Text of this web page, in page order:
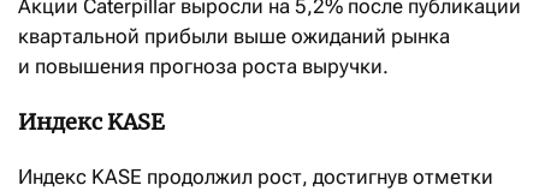
Акции Caterpillar выросли на 5,2% после публикации
квартальной прибыли выше ожиданий рынка
и повышения прогноза роста выручки.
Индекс KASE
Индекс KASE продолжил рост, достигнув отметки